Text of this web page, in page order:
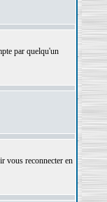
par quelqu'un
vous reconnecter en